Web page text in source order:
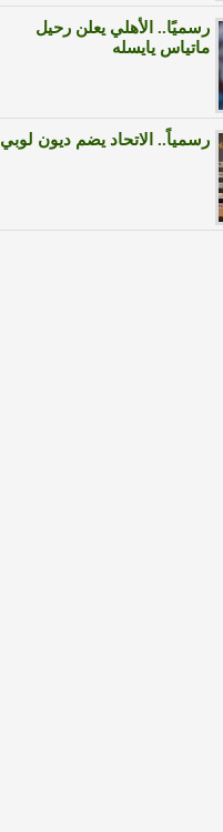
رسميًا.. الأهلي يعلن رحيل
ماتياس يايسله
رسمياً.. الاتحاد يضم ديون لوبي